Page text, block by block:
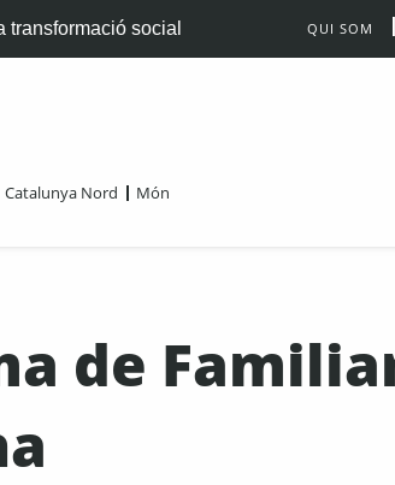
transformació social QUI SOM
Catalunya Nord Món
de